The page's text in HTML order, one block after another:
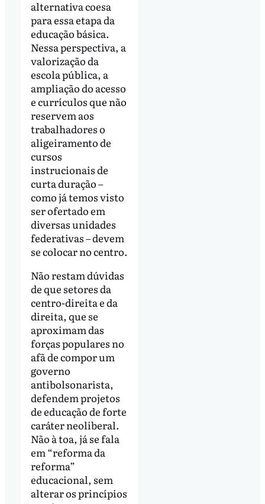
alternativa coesa
para essa etapa da
educação básica.
Nessa perspectiva, a
valorização da
escola pública, a
ampliação do acesso
e currículos que não
reservem aos
trabalhadores o
aligeiramento de
cursos
instrucionais de
curta duração –
como já temos visto
ser ofertado em
diversas unidades
federativas – devem
se colocar no centro.
Não restam dúvidas
de que setores da
centro-direita e da
direita, que se
aproximam das
forças populares no
afã de compor um
governo
antibolsonarista,
defendem projetos
de educação de forte
caráter neoliberal.
Não à toa, já se fala
em “reforma da
reforma”
educacional, sem
alterar os princípios